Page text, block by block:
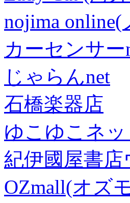
nojima
カーセンサー
じゃらんnet
石橋楽器店
ゆこゆこネッ
紀伊國屋書
OZmall(オズ